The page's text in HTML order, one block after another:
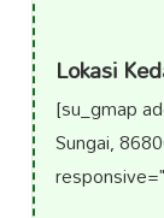
Lokasi
[su_gmap
Sungai,